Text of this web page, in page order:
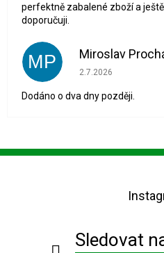
perfektně zabalené zboží a
doporučuji.
MP Miroslav
Hodnocení
2.7.2026
Dodáno o dva dny později.
Z
Sledovat